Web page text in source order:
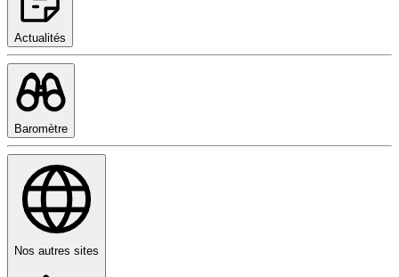
Actualités
Baromètre
Nos autres sites